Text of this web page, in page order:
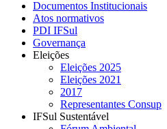
Documentos Institucionais
Atos normativos
PDI IFSul
Governança
Eleições
Eleições 2025
Eleições 2021
2017
Representantes Consup
IFSul Sustentável